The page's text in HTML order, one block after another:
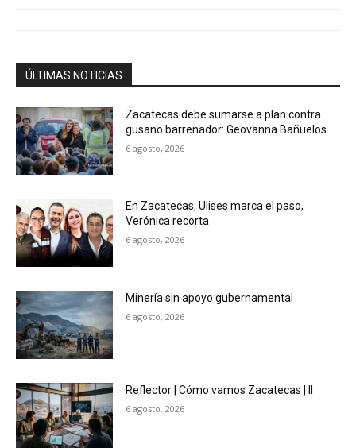
ÚLTIMAS NOTICIAS
Zacatecas debe sumarse a plan contra
gusano barrenador: Geovanna Bañuelos
6 agosto, 2026
En Zacatecas, Ulises marca el paso,
Verónica recorta
6 agosto, 2026
Minería sin apoyo gubernamental
6 agosto, 2026
Reflector | Cómo vamos Zacatecas | II
6 agosto, 2026